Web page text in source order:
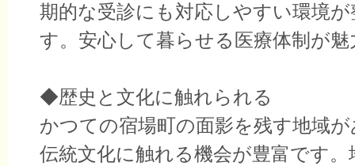
期的な受診にも対応しやすい環境
す。安心して暮らせる医療体制が
◆歴史と文化に触れられる
かつての宿場町の面影を残す地域
伝統文化に触れる機会が豊富です